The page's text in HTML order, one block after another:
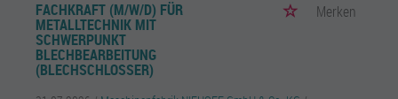
FACHKRAFT (M/W/D) FÜR
METALLTECHNIK MIT
SCHWERPUNKT
BLECHBEARBEITUNG
(BLECHSCHLOSSER)
Merken